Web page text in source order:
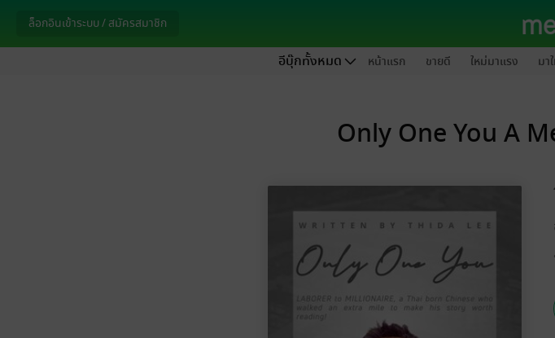
ล็อกอินเข้าระบบ / สมัครสมาชิก
อีบุ๊กทั้งหมด หน้าแรก ขายดี ใหม่มาแรง มา
Only One You A